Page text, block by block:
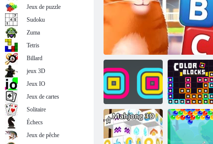
Cookie Crush 3
Kitty Scramble
Empileur carré Blocs de
Jeux de puzzle
Sudoku
Zuma
Tetris
Billard
jeux 3D
Jeux IO
Jeux de cartes
Solitaire
Échecs
Jeux de pêche